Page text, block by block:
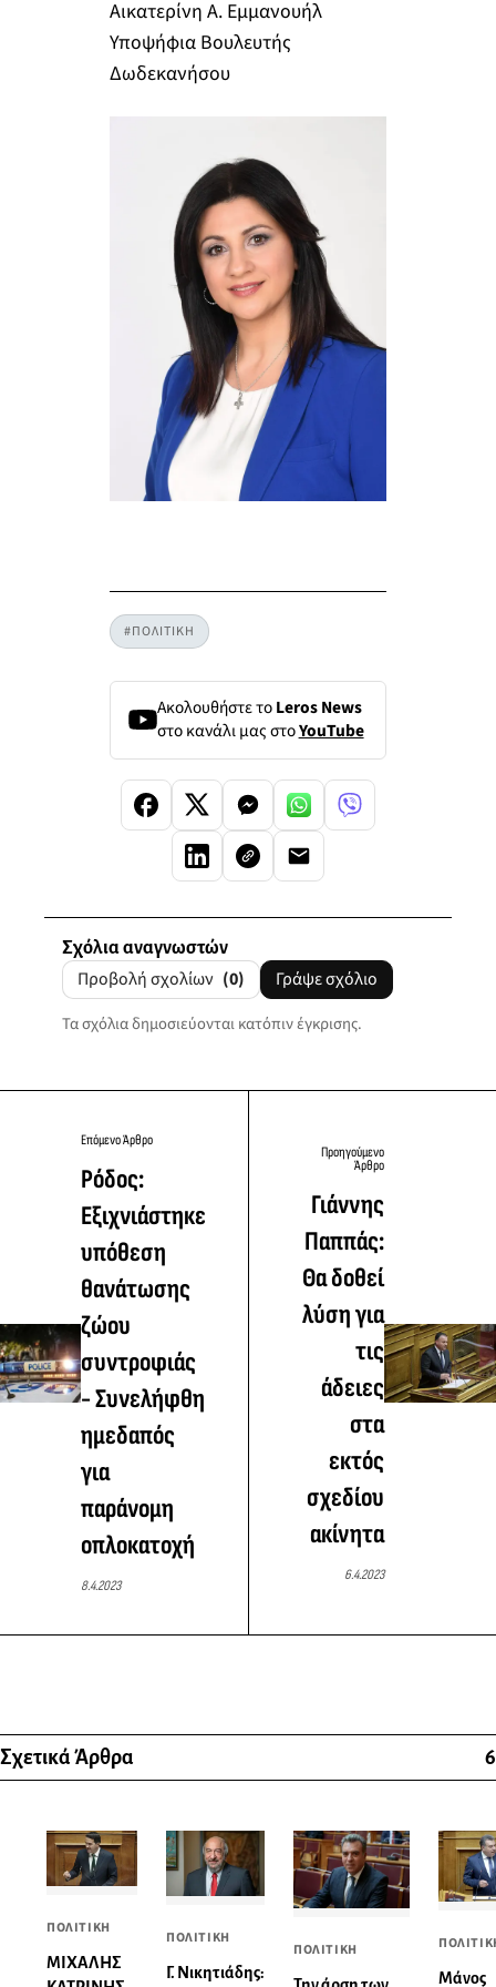
Αικατερίνη Α. Εμμανουήλ
Υποψήφια Βουλευτής
Δωδεκανήσου
#ΠΟΛΙΤΙΚΗ
Ακολουθήστε τοLeros News
στο κανάλι μας στοYouTube
Σχόλια αναγνωστών
Προβολή σχολίων (0) Γράψε σχόλιο
Τα σχόλια δημοσιεύονται κατόπιν έγκρισης.
Επόμενο Άρθρο
Ρόδος:
Εξιχνιάστηκε
υπόθεση
θανάτωσης
ζώου
συντροφιάς
- Συνελήφθη
ημεδαπός
για
παράνομη
οπλοκατοχή
8.4.2023
Προηγούμενο
Άρθρο
Γιάννης
Παππάς:
Θα δοθεί
λύση για
τις
άδειες
στα
εκτός
σχεδίου
ακίνητα
6.4.2023
Σχετικά Άρθρα 6
ΠΟΛΙΤΙΚΗ
ΜΙΧΑΛΗΣ
ΠΟΛΙΤΙΚΗ
Γ. Νικητιάδης:
ΠΟΛΙΤΙΚΗ
Μάνος